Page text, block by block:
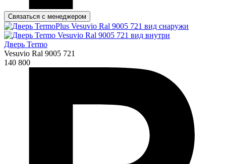
Связаться с менеджером
Дверь Termo
Vesuvio Ral 9005 721
140 800